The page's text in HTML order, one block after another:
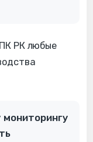
РК любые